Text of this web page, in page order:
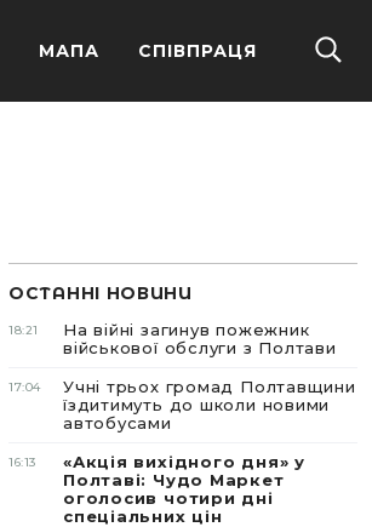
МАПА СПІВПРАЦЯ
ОСТАННІ НОВИНИ
18:21
На війні загинув пожежник
військової обслуги з Полтави
17:04
Учні трьох громад Полтавщини
їздитимуть до школи новими
автобусами
16:13
«Акція вихідного дня» у
Полтаві: Чудо Маркет
оголосив чотири дні
спеціальних цін